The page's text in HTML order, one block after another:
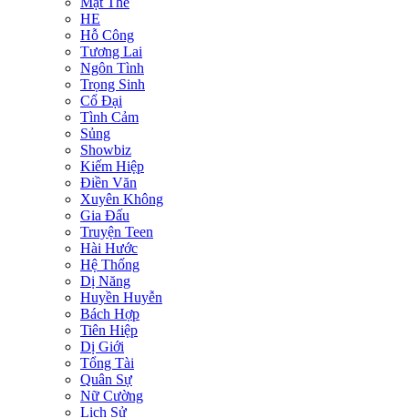
HE
Hỗ Công
Tương Lai
Ngôn Tình
Trọng Sinh
Cổ Đại
Tình Cảm
Sủng
Showbiz
Kiếm Hiệp
Điền Văn
Xuyên Không
Gia Đấu
Truyện Teen
Hài Hước
Hệ Thống
Dị Năng
Huyền Huyễn
Bách Hợp
Tiên Hiệp
Dị Giới
Tổng Tài
Quân Sự
Nữ Cường
Lịch Sử